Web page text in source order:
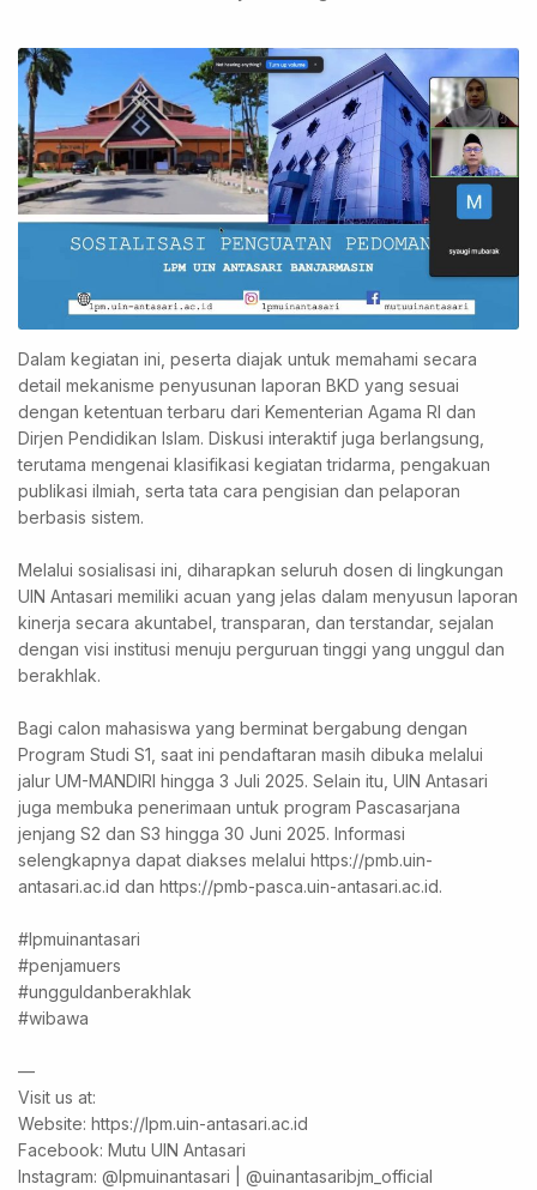
Dalam kegiatan ini, peserta diajak untuk memahami secara
detail mekanisme penyusunan laporan BKD yang sesuai
dengan ketentuan terbaru dari Kementerian Agama RI dan
Dirjen Pendidikan Islam. Diskusi interaktif juga berlangsung,
terutama mengenai klasifikasi kegiatan tridarma, pengakuan
publikasi ilmiah, serta tata cara pengisian dan pelaporan
berbasis sistem.
Melalui sosialisasi ini, diharapkan seluruh dosen di lingkungan
UIN Antasari memiliki acuan yang jelas dalam menyusun laporan
kinerja secara akuntabel, transparan, dan terstandar, sejalan
dengan visi institusi menuju perguruan tinggi yang unggul dan
berakhlak.
Bagi calon mahasiswa yang berminat bergabung dengan
Program Studi S1, saat ini pendaftaran masih dibuka melalui
jalur UM-MANDIRI hingga 3 Juli 2025. Selain itu, UIN Antasari
juga membuka penerimaan untuk program Pascasarjana
jenjang S2 dan S3 hingga 30 Juni 2025. Informasi
selengkapnya dapat diakses melalui https://pmb.uin-
antasari.ac.id dan https://pmb-pasca.uin-antasari.ac.id.
#lpmuinantasari
#penjamuers
#ungguldanberakhlak
#wibawa
—
Visit us at:
Website: https://lpm.uin-antasari.ac.id
Facebook: Mutu UIN Antasari
Instagram: @lpmuinantasari | @uinantasaribjm_official